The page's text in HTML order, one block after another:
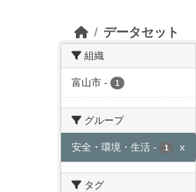
データセット
組織
富山市 - 1
グループ
安全・環境・生活 - 1 x
タグ